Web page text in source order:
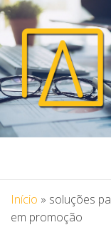
Blog Portal
Início » soluções
em promoção